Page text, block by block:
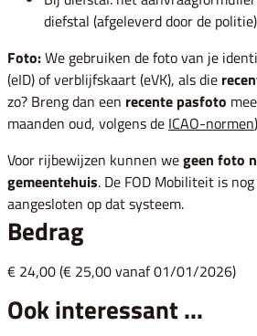
diefstal (afgeleverd door de politie)
Foto:We gebruiken de foto van je
(eID) of verblijfskaart (eVK), als die
zo? Breng dan een recente pasfoto
maanden oud, volgens de ICAO-normen
Voor rijbewijzen kunnen wegeen foto
gemeentehuis. De FOD Mobiliteit is
aangesloten op dat systeem.
Bedrag
€ 24,00 (€ 25,00 vanaf 01/01/2026)
Ook interessant ...